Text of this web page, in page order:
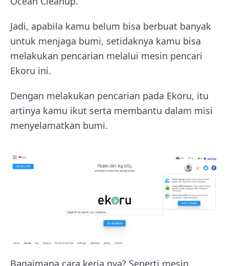
Jadi, apabila kamu belum bisa berbuat banyak
untuk menjaga bumi, setidaknya kamu bisa
melakukan pencarian melalui mesin pencari
Ekoru ini.
Dengan melakukan pencarian pada Ekoru, itu
artinya kamu ikut serta membantu dalam misi
menyelamatkan bumi.